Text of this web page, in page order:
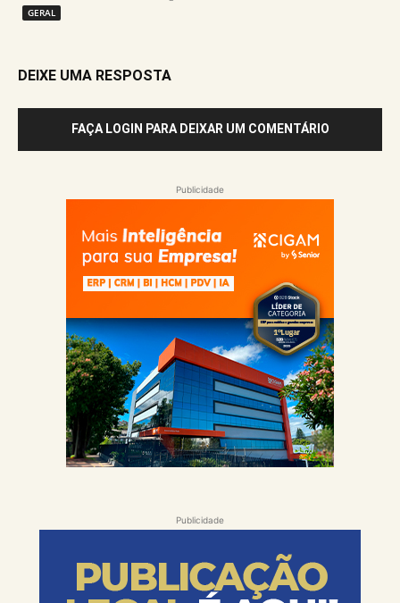
GERAL
DEIXE UMA RESPOSTA
FAÇA LOGIN PARA DEIXAR UM COMENTÁRIO
Publicidade
Publicidade